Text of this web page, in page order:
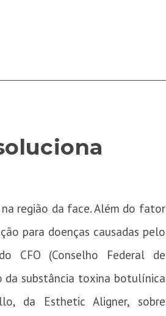
região da face. Além do fator
para doenças causadas pelo
CFO (Conselho Federal de
da substância toxina botulínica
da Esthetic Aligner, sobre